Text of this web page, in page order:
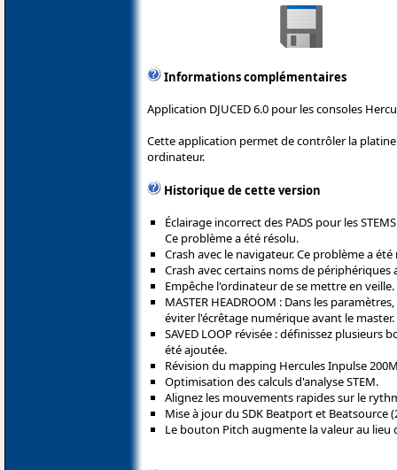
Informations complémentaires
Application DJUCED 6.0 pour les consoles
Cette application permet de contrôler la
ordinateur.
Historique de cette version
Éclairage incorrect des PADS pour les
Ce problème a été résolu.
Crash avec le navigateur. Ce problème a été
Crash avec certains noms de périphériques
Empêche l'ordinateur de se mettre en
MASTER HEADROOM : Dans les
éviter l'écrêtage numérique avant le
SAVED LOOP révisée : définissez plusieurs
été ajoutée.
Révision du mapping Hercules Inpulse
Optimisation des calculs d'analyse STEM.
Alignez les mouvements rapides sur le
Mise à jour du SDK Beatport et Beatsource
Le bouton Pitch augmente la valeur au lieu